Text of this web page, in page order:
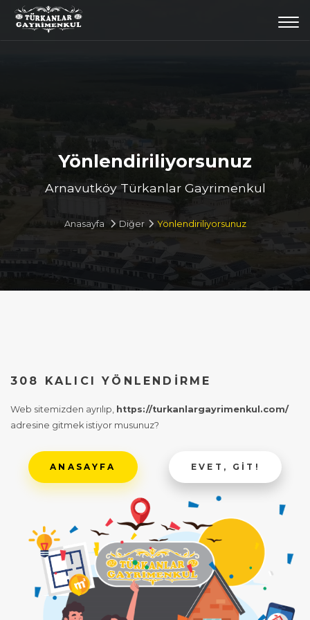
Yönlendiriliyorsunuz
Arnavutköy Türkanlar Gayrimenkul
Anasayfa Diğer Yönlendiriliyorsunuz
308 KALICI YÖNLENDIRME
Web sitemizden ayrılıp, https://turkanlargayrimenkul.com/
adresine gitmek istiyor musunuz?
ANASAYFA EVET, GIT!